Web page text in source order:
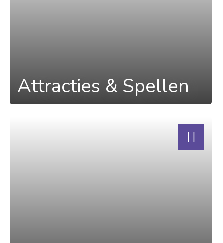
Attracties & Spellen